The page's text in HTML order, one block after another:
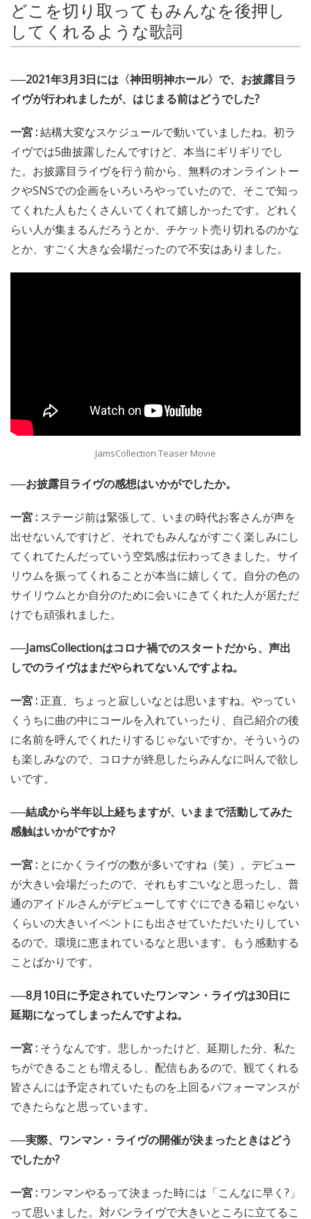
どこを切り取ってもみんなを後押し
してくれるような歌詞
──2021年3月3日には〈神田明神ホール〉で、お披露目ラ
イヴが行われましたが、はじまる前はどうでした?
一宮 :結構大変なスケジュールで動いていましたね。初ラ
イヴでは5曲披露したんですけど、本当にギリギリでし
た。お披露目ライヴを行う前から、無料のオンライントー
クやSNSでの企画をいろいろやっていたので、そこで知っ
てくれた人もたくさんいてくれて嬉しかったです。どれく
らい人が集まるんだろうとか、チケット売り切れるのかな
とか、すごく大きな会場だったので不安はありました。
JamsCollection Teaser Movie
──お披露目ライヴの感想はいかがでしたか。
一宮 : ステージ前は緊張して、いまの時代お客さんが声を
出せないんですけど、それでもみんながすごく楽しみにし
てくれてたんだっていう空気感は伝わってきました。サイ
リウムを振ってくれることが本当に嬉しくて。自分の色の
サイリウムとか自分のために会いにきてくれた人が居ただ
けでも頑張れました。
──JamsCollectionはコロナ禍でのスタートだから、声出
しでのライヴはまだやられてないんですよね。
一宮 : 正直、ちょっと寂しいなとは思いますね。やってい
くうちに曲の中にコールを入れていったり、自己紹介の後
に名前を呼んでくれたりするじゃないですか。そういうの
も楽しみなので、コロナが終息したらみんなに叫んで欲し
いです。
──結成から半年以上経ちますが、いままで活動してみた
感触はいかがですか?
一宮 : とにかくライヴの数が多いですね（笑）。デビュー
が大きい会場だったので、それもすごいなと思ったし、普
通のアイドルさんがデビューしてすぐにできる箱じゃない
くらいの大きいイベントにも出させていただいたりしてい
るので。環境に恵まれているなと思います。もう感動する
ことばかりです。
──8月10日に予定されていたワンマン・ライヴは30日に
延期になってしまったんですよね。
一宮 : そうなんです。悲しかったけど、延期した分、私た
ちができることも増えるし、配信もあるので、観てくれる
皆さんには予定されていたものを上回るパフォーマンスが
できたらなと思っています。
──実際、ワンマン・ライヴの開催が決まったときはどう
でしたか?
一宮 : ワンマンやるって決まった時には「こんなに早く?」
って思いました。対バンライヴで大きいところに立てるこ